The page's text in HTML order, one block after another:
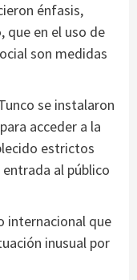
énfasis,
que en el uso de
son medidas
se instalaron
acceder a la
estrictos
al público
internacional que
inusual por